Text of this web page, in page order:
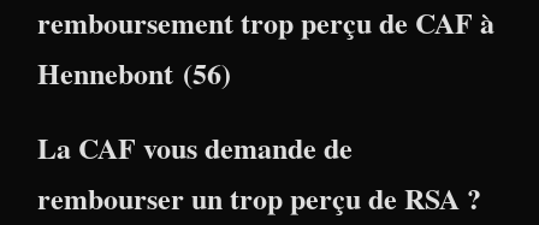
remboursement trop perçu de CAF à
Hennebont (56)
La CAF vous demande de
rembourser un trop perçu de RSA ?